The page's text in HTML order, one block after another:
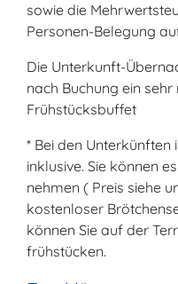
sowie die
Personen-Belegung
Die Unterkunft-
nach Buchung ein
Frühstücksbuffet
* Bei den Unterkünften
inklusive. Sie können
nehmen ( Preis siehe
kostenloser
können Sie auf der
frühstücken.